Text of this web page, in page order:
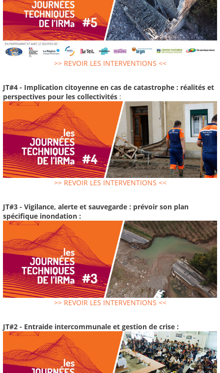
>> REVOIR LES INTERVENTIONS <<
JT#4 - Implication citoyenne en cas de catastrophe : réalités et
perspectives pour les collectivités :
>> REVOIR LES INTERVENTIONS <<
JT#3 - Vigilance, alerte et sauvegarde : prévoir son plan
spécifique inondation :
>> REVOIR LES INTERVENTIONS <<
JT#2 - Entraide intercommunale et gestion de crise :